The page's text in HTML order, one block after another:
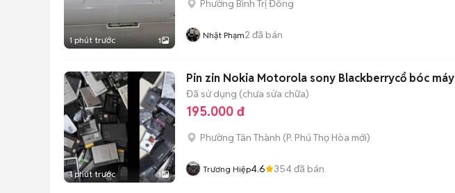
1 phút trước 1
Phường Bình Trị Đông
Nhật Phạm2 đã bán
1 phút trước 1
Pin zin Nokia Motorola sony Blackberrycổ bóc máy
Đã sử dụng (chưa sửa chữa)
195.000 đ
Phường Tân Thành (P. Phú Thọ Hòa mới)
Trương Hiệp4.6 354đã bán